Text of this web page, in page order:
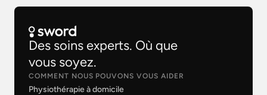
Des soins experts. Où que
vous soyez.
COMMENT NOUS POUVONS VOUS AIDER
Physiothérapie à domicile